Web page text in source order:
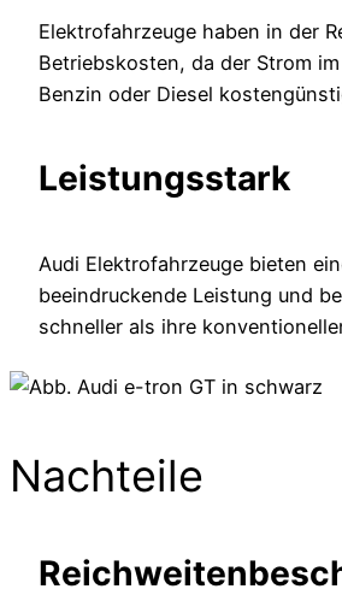
Elektrofahrzeuge haben in der
Betriebskosten, da der Strom
Benzin oder Diesel
Leistungsstark
Audi Elektrofahrzeuge bieten
beeindruckende Leistung und
schneller als ihre
Nachteile